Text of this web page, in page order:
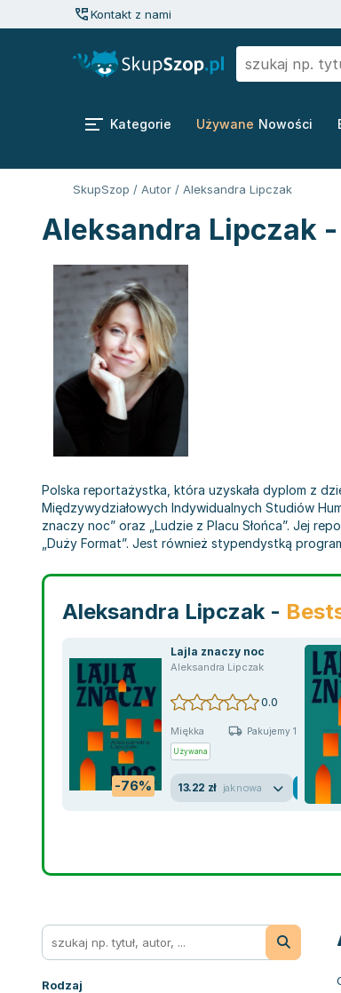
Kontakt z nami
Kategorie Używane Nowości
SkupSzop / Autor / Aleksandra Lipczak
Aleksandra Lipczak
Polska reportażystka, która uzyskała dyplom z
Międzywydziałowych Indywidualnych Studiów
znaczy noc” oraz „Ludzie z Placu Słońca”. Jej
„Duży Format”. Jest również stypendystką
Aleksandra Lipczak -
-76%
Lajla znaczy noc
Aleksandra Lipczak
0.0
Miękka Pakujemy 10.08
Używana
13.22 zł jak nowa
Rodzaj